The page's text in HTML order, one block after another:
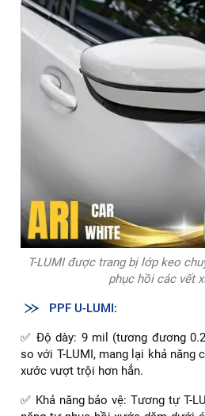
T-LUMI được trang bị lớp keo
phục hồi các vết
PPF U-LUMI:
✅ Độ dày: 9 mil (tương đương
so với T-LUMI, mang lại khả năng
xước vượt trội hơn hẳn.
✅ Khả năng bảo vệ: Tương tự T-